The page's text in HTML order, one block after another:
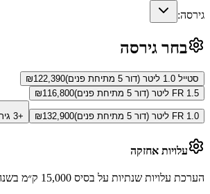
גירסה:
בחר גירסה
סטייל 1.0 ליטר (דור 5 מתיחת פנים) ₪122,390
FR 1.5 ליטר (דור 5 מתיחת פנים)
₪116,800
FR 1.0 ליטר (דור 5 מתיחת פנים) ₪132,900 +3 גירסאות
עלויות אחזקה
הערכת עלויות שנתיות על בסיס 15,000 ק״מ בשנה